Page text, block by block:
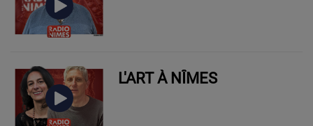
L'ART À NÎMES